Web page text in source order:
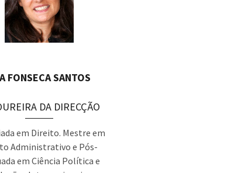
FONSECA SANTOS
DA DIRECÇÃO
em Direito. Mestre em
Administrativo e Pós-
em Ciência Política e